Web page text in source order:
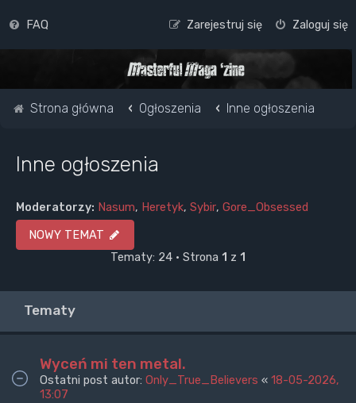
FAQ Zaloguj się
Zarejestruj się
Strona główna Ogłoszenia Inne ogłoszenia
Inne ogłoszenia
Moderatorzy: Nasum, Heretyk, Sybir, Gore_Obsessed
NOWY TEMAT
Tematy: 24 • Strona 1 z 1
Tematy
Wyceń mi ten metal.
Ostatni post autor: Only_True_Believers « 18-05-2026,
13:07